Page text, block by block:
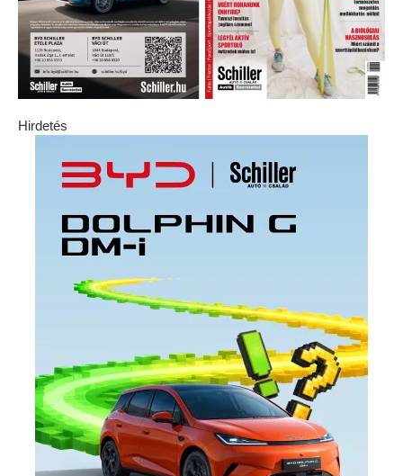
Hirdetés